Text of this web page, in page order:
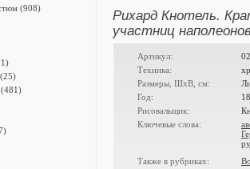
(908)
Рихард Кнотель.
участниц
Артикул:
Техника:
Размеры, ШxВ, см:
Год:
Рисовальщик:
Ключевые слова:
Также в рубриках: